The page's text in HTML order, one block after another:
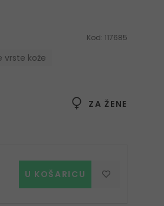
vrste kože
Kod: 117685
ZA ŽENE
U KOŠARICU